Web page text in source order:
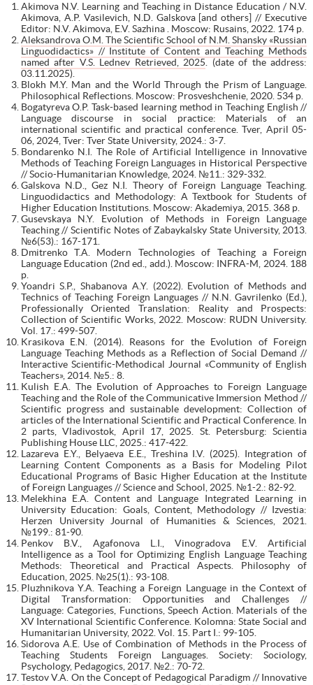
Akimova N.V. Learning and Teaching in Distance Education / N.V.
Akimova, A.P. Vasilevich, N.D. Galskova [and others] // Executive
Editor: N.V. Akimova, E.V. Sazhina . Moscow: Rusains, 2022. 174 p.
Aleksandrova O.M. The Scientific School of N.M. Shansky «Russian
Linguodidactics» // Institute of Content and Teaching Methods
named after V.S. Lednev Retrieved, 2025. (date of the address:
03.11.2025).
Blokh M.Y. Man and the World Through the Prism of Language.
Philosophical Reflections. Moscow: Prosveshchenie, 2020. 534 p.
Bogatyreva O.P. Task-based learning method in Teaching English //
Language discourse in social practice: Materials of an
international scientific and practical conference. Tver, April 05-
06, 2024, Tver: Tver State University, 2024.: 3-7.
Bondarenko N.I. The Role of Artificial Intelligence in Innovative
Methods of Teaching Foreign Languages in Historical Perspective
// Socio-Humanitarian Knowledge, 2024. №11.: 329-332.
Galskova N.D., Gez N.I. Theory of Foreign Language Teaching.
Linguodidactics and Methodology: A Textbook for Students of
Higher Education Institutions. Moscow: Akademiya, 2015. 368 p.
Gusevskaya N.Y. Evolution of Methods in Foreign Language
Teaching // Scientific Notes of Zabaykalsky State University, 2013.
№6(53).: 167-171.
Dmitrenko T.A. Modern Technologies of Teaching a Foreign
Language Education (2nd ed., add.). Moscow: INFRA-M, 2024. 188
p.
Yoandri S.P., Shabanova A.Y. (2022). Evolution of Methods and
Technics of Teaching Foreign Languages // N.N. Gavrilenko (Ed.),
Professionally Oriented Translation: Reality and Prospects:
Collection of Scientific Works, 2022. Moscow: RUDN University.
Vol. 17.: 499-507.
Krasikova E.N. (2014). Reasons for the Evolution of Foreign
Language Teaching Methods as a Reflection of Social Demand //
Interactive Scientific-Methodical Journal «Community of English
Teachers», 2014. №5.: 8.
Kulish E.A. The Evolution of Approaches to Foreign Language
Teaching and the Role of the Communicative Immersion Method //
Scientific progress and sustainable development: Collection of
articles of the International Scientific and Practical Conference. In
2 parts, Vladivostok, April 17, 2025. St. Petersburg: Scientia
Publishing House LLC, 2025.: 417-422.
Lazareva E.Y., Belyaeva E.E., Treshina I.V. (2025). Integration of
Learning Content Components as a Basis for Modeling Pilot
Educational Programs of Basic Higher Education at the Institute
of Foreign Languages // Science and School, 2025. №1-2.: 82-92.
Melekhina E.A. Content and Language Integrated Learning in
University Education: Goals, Content, Methodology // Izvestia:
Herzen University Journal of Humanities & Sciences, 2021.
№199.: 81-90.
Penkov B.V., Agafonova L.I., Vinogradova E.V. Artificial
Intelligence as a Tool for Optimizing English Language Teaching
Methods: Theoretical and Practical Aspects. Philosophy of
Education, 2025. №25(1).: 93-108.
Pluzhnikova Y.A. Teaching a Foreign Language in the Context of
Digital Transformation: Opportunities and Challenges //
Language: Categories, Functions, Speech Action. Materials of the
XV International Scientific Conference. Kolomna: State Social and
Humanitarian University, 2022. Vol. 15. Part I.: 99-105.
Sidorova A.E. Use of Combination of Methods in the Process of
Teaching Students Foreign Languages. Society: Sociology,
Psychology, Pedagogics, 2017. №2.: 70-72.
Testov V.A. On the Concept of Pedagogical Paradigm // Innovative